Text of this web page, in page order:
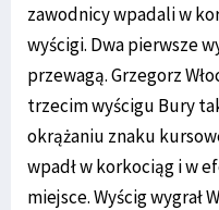
zawodnicy wpadali w
wyścigi. Dwa pierwsze
przewagą. Grzegorz
trzecim wyścigu Bury
okrążaniu znaku
wpadł w korkociąg i w
miejsce. Wyścig wygrał